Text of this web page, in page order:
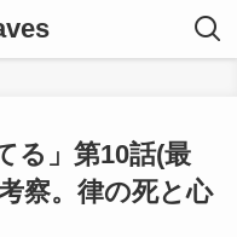
る」第10話(最
察。律の死と心